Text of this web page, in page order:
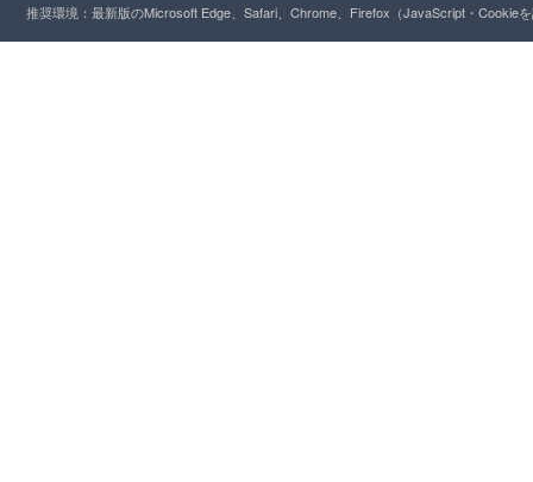
推奨環境：最新版のMicrosoft Edge、Safari、Chrome、Firefox（JavaScript・Cookie